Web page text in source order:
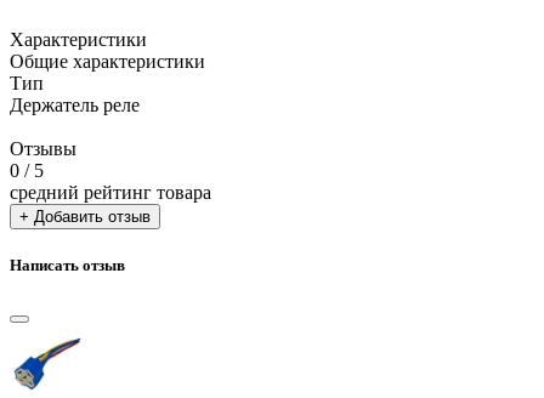
Характеристики
Общие характеристики
Тип
Держатель реле
Отзывы
0 / 5
средний рейтинг товара
+ Добавить отзыв
Написать отзыв